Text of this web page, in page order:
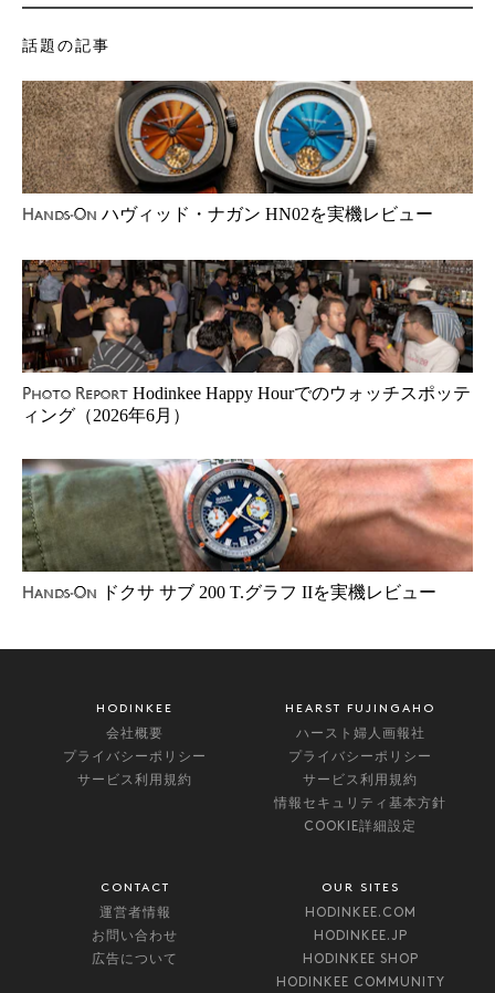
話題の記事
Hands-On ハヴィッド・ナガン HN02を実機レビュー
Photo Report Hodinkee Happy Hourでのウォッチスポッテ
ィング（2026年6月）
Hands-On ドクサ サブ 200 T.グラフ IIを実機レビュー
HODINKEE
会社概要
プライバシーポリシー
サービス利用規約
HEARST FUJINGAHO
ハースト婦人画報社
プライバシーポリシー
サービス利用規約
情報セキュリティ基本方針
COOKIE詳細設定
CONTACT
運営者情報
お問い合わせ
広告について
OUR SITES
HODINKEE.COM
HODINKEE.JP
HODINKEE SHOP
HODINKEE COMMUNITY